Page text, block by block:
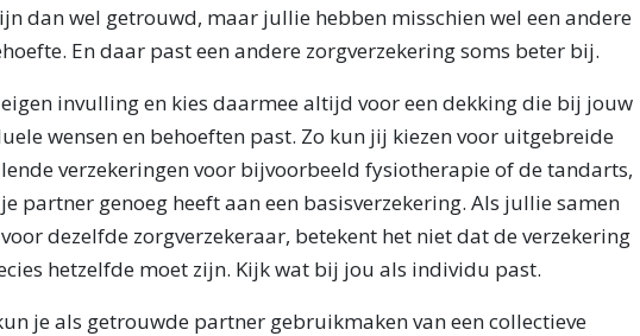
dan wel getrouwd, maar jullie hebben misschien wel een andere
En daar past een andere zorgverzekering soms beter bij.
eigen invulling en kies daarmee altijd voor een dekking die bij jouw
wensen en behoeften past. Zo kun jij kiezen voor uitgebreide
verzekeringen voor bijvoorbeeld fysiotherapie of de tandarts,
partner genoeg heeft aan een basisverzekering. Als jullie samen
dezelfde zorgverzekeraar, betekent het niet dat de verzekering
hetzelfde moet zijn. Kijk wat bij jou als individu past.
je als getrouwde partner gebruikmaken van een collectieve